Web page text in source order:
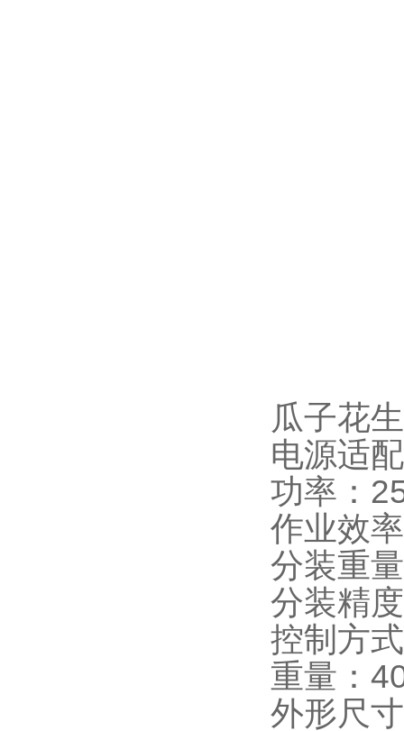
瓜子花
电源适
功率：
作业效
分装重
分装精
控制方
重量：
外形尺